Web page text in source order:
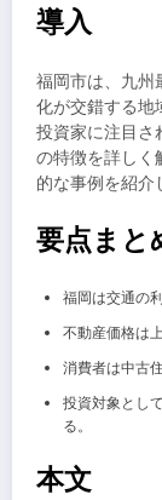
導入
福岡市は、九州
化が交錯する地
投資家に注目さ
の特徴を詳しく
的な事例を紹介
要点まと
福岡は交通の
不動産価格は
消費者は中古
投資対象とし
る。
本文